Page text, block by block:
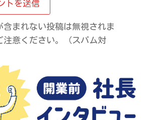
含まれない投稿は無視されま
注意ください。（スパム対